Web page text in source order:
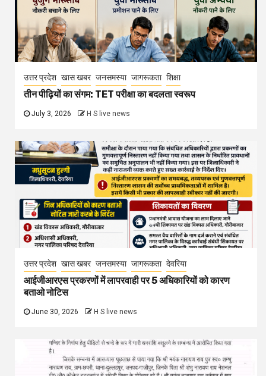
उत्तर प्रदेश खास खबर जनसमस्या जागरूकता शिक्षा
तीन पीढ़ियों का संगम: TET परीक्षा का बदलता स्वरूप
July 3, 2026 H S live news
उत्तर प्रदेश खास खबर जनसमस्या जागरूकता देवरिया
आईजीआरएस प्रकरणों में लापरवाही पर 5 अधिकारियों को कारण
बताओ नोटिस
June 30, 2026 H S live news